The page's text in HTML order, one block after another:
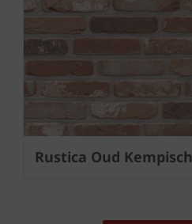
Rustica Oud Kempisch
Next